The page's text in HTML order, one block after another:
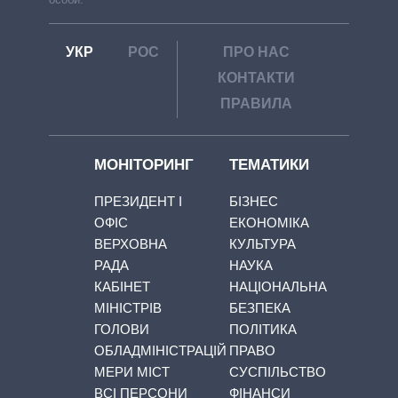
УКР РОС
ПРО НАС
КОНТАКТИ
ПРАВИЛА
МОНІТОРИНГ
ПРЕЗИДЕНТ І
ОФІС
ВЕРХОВНА
РАДА
КАБІНЕТ
МІНІСТРІВ
ГОЛОВИ
ОБЛАДМІНІСТРАЦІЙ
МЕРИ МІСТ
ВСІ ПЕРСОНИ
ТЕМАТИКИ
БІЗНЕС
ЕКОНОМІКА
КУЛЬТУРА
НАУКА
НАЦІОНАЛЬНА
БЕЗПЕКА
ПОЛІТИКА
ПРАВО
СУСПІЛЬСТВО
ФІНАНСИ